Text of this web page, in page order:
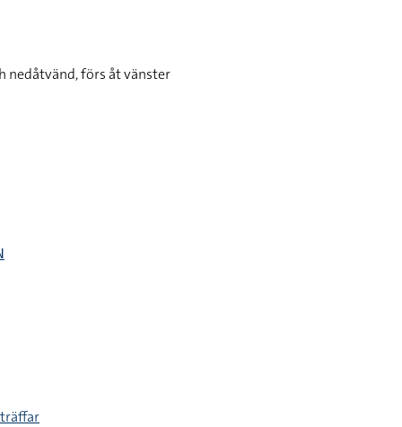
nedåtvänd, förs åt vänster
träffar